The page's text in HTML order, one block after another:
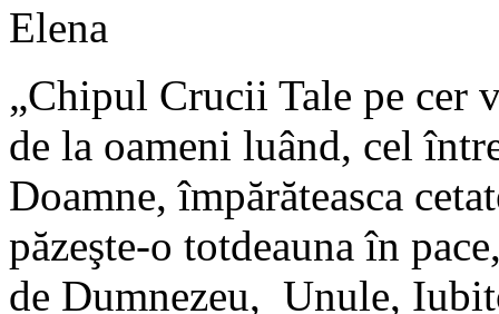
„Chipul Crucii Tale pe cer
de la oameni luând, cel
Doamne, împărăteasca
păzeşte-o totdeauna în
de Dumnezeu, Unule,